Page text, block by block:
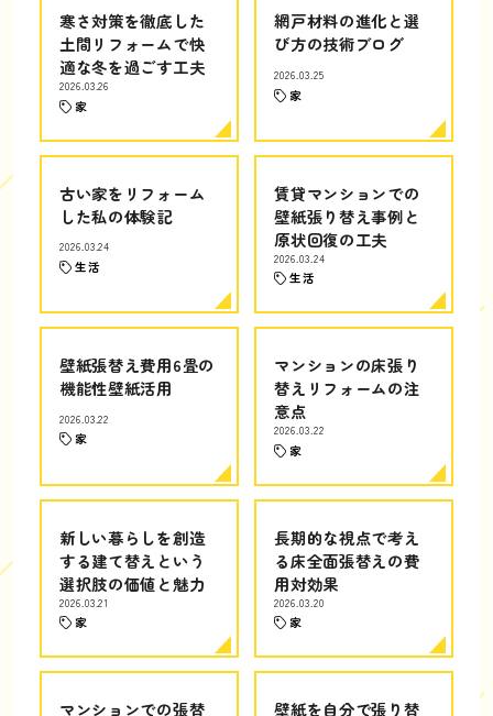
寒さ対策を徹底した
土間リフォームで快
適な冬を過ごす工夫
2026.03.26
家
網戸材料の進化と選
び方の技術ブログ
2026.03.25
家
古い家をリフォーム
した私の体験記
2026.03.24
生活
賃貸マンションでの
壁紙張り替え事例と
原状回復の工夫
2026.03.24
生活
壁紙張替え費用6畳の
機能性壁紙活用
2026.03.22
家
マンションの床張り
替えリフォームの注
意点
2026.03.22
家
新しい暮らしを創造
する建て替えという
選択肢の価値と魅力
2026.03.21
家
長期的な視点で考え
る床全面張替えの費
用対効果
2026.03.20
家
マンションでの張替 壁紙を自分で張り替